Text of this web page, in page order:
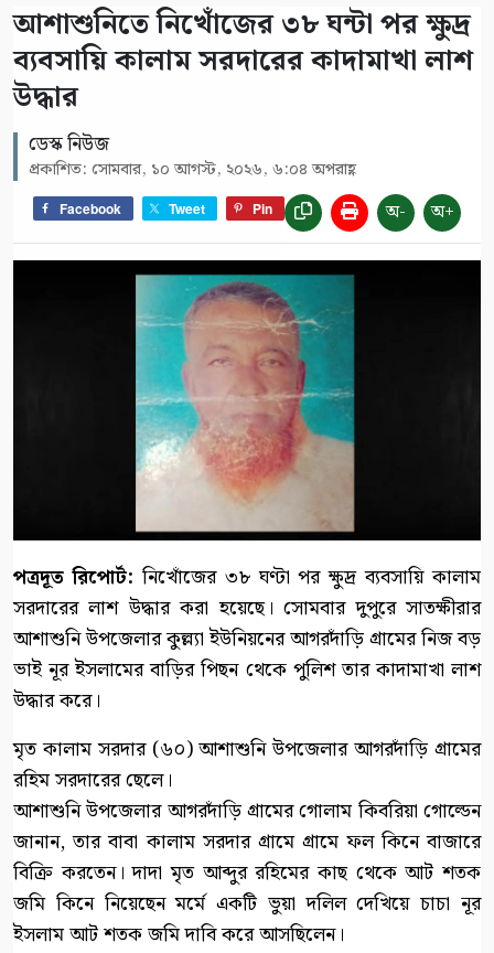
আশাশুনিতে নিখোঁজের ৩৮ ঘন্টা পর ক্ষুদ্র
ব্যবসায়ি কালাম সরদারের কাদামাখা লাশ
উদ্ধার
ডেস্ক নিউজ
প্রকাশিত: সোমবার, ১০ আগস্ট, ২০২৬, ৬:০৪ অপরাহ্ণ
Facebook Tweet Pin অ- অ+
পত্রদূত রিপোর্ট: নিখোঁজের ৩৮ ঘণ্টা পর ক্ষুদ্র ব্যবসায়ি কালাম
সরদারের লাশ উদ্ধার করা হয়েছে। সোমবার দুপুরে সাতক্ষীরার
আশাশুনি উপজেলার কুল্ল্যা ইউনিয়নের আগরদাঁড়ি গ্রামের নিজ বড়
ভাই নূর ইসলামের বাড়ির পিছন থেকে পুলিশ তার কাদামাখা লাশ
উদ্ধার করে।
মৃত কালাম সরদার (৬০) আশাশুনি উপজেলার আগরদাঁড়ি গ্রামের
রহিম সরদারের ছেলে।
আশাশুনি উপজেলার আগরদাঁড়ি গ্রামের গোলাম কিবরিয়া গোল্ডেন
জানান, তার বাবা কালাম সরদার গ্রামে গ্রামে ফল কিনে বাজারে
বিক্রি করতেন। দাদা মৃত আব্দুর রহিমের কাছ থেকে আট শতক
জমি কিনে নিয়েছেন মর্মে একটি ভুয়া দলিল দেখিয়ে চাচা নূর
ইসলাম আট শতক জমি দাবি করে আসছিলেন।